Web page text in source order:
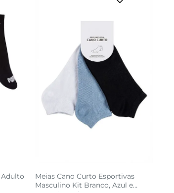
Meias Cano Curto Esportivas
Masculino Kit Branco, Azul e